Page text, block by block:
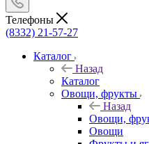
Телефоны
(8332) 21-57-27
Каталог
Назад
Каталог
Овощи, фрукты
Назад
Овощи,
Овощи